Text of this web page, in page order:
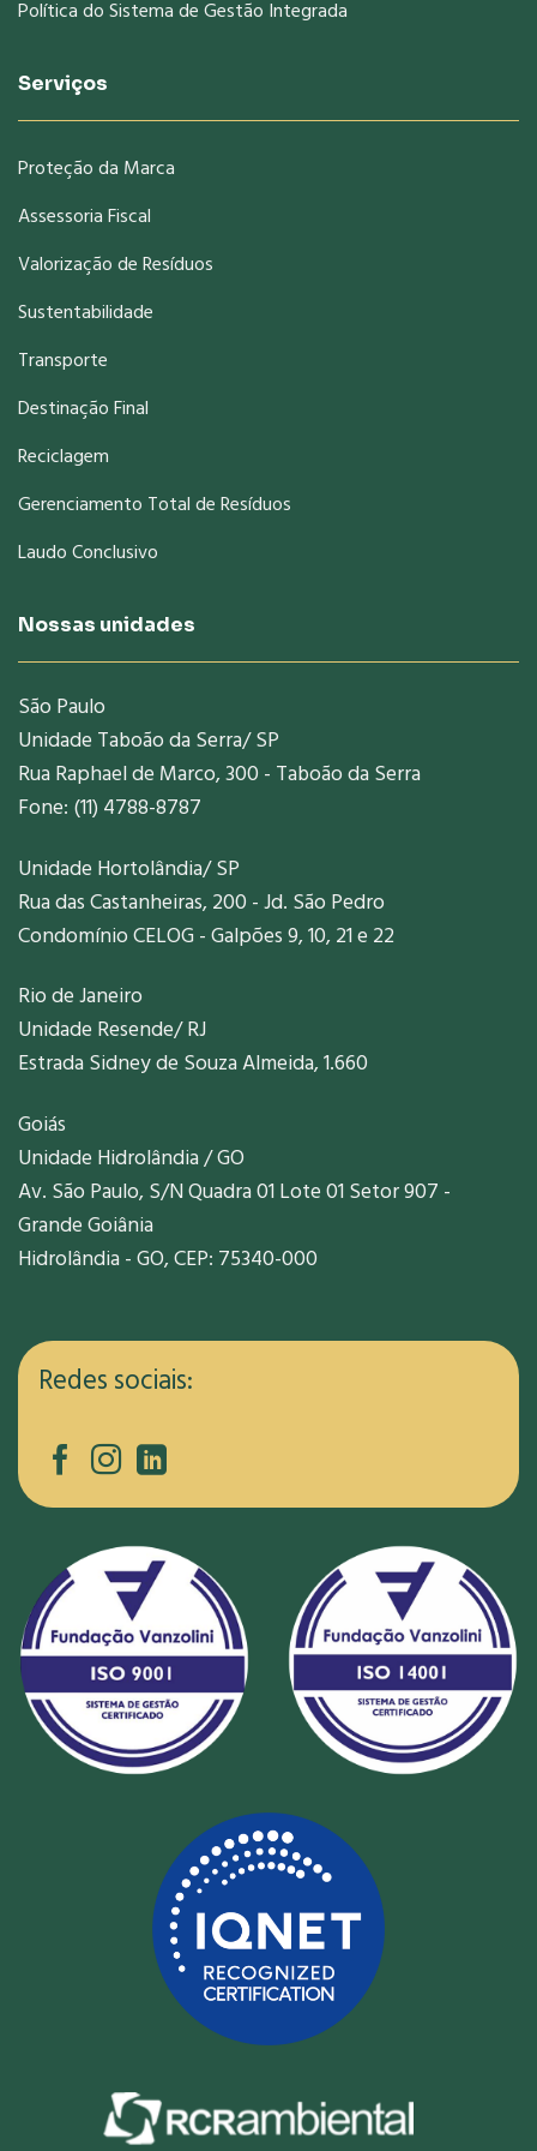
Política do Sistema de Gestão Integrada
Serviços
Proteção da Marca
Assessoria Fiscal
Valorização de Resíduos
Sustentabilidade
Transporte
Destinação Final
Reciclagem
Gerenciamento Total de Resíduos
Laudo Conclusivo
Nossas unidades
São Paulo
Unidade Taboão da Serra/ SP
Rua Raphael de Marco, 300 - Taboão da Serra
Fone: (11) 4788-8787
Unidade Hortolândia/ SP
Rua das Castanheiras, 200 - Jd. São Pedro
Condomínio CELOG - Galpões 9, 10, 21 e 22
Rio de Janeiro
Unidade Resende/ RJ
Estrada Sidney de Souza Almeida, 1.660
Goiás
Unidade Hidrolândia / GO
Av. São Paulo, S/N Quadra 01 Lote 01 Setor 907 -
Grande Goiânia
Hidrolândia - GO, CEP: 75340-000
Redes sociais: